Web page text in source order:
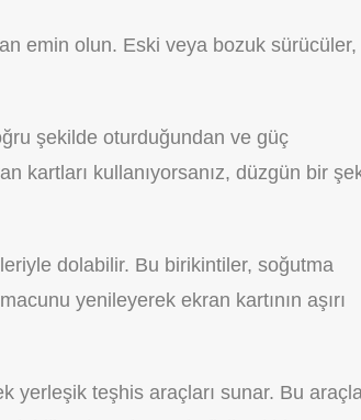
emin olun. Eski veya bozuk sürücüler,
şekilde oturduğundan ve güç
kartları kullanıyorsanız, düzgün bir
dolabilir. Bu birikintiler, soğutma
yenileyerek ekran kartının aşırı
yerleşik teşhis araçları sunar. Bu